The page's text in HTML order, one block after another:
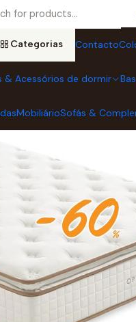
Categorias Contacto
& Acessórios de dormir
MobiliárioSofás &
Colchões MOLAFLEX
OPULENT (Envio Gratuito)